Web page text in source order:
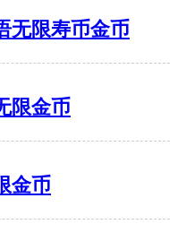
限
无限寿币金币
限金币
金币